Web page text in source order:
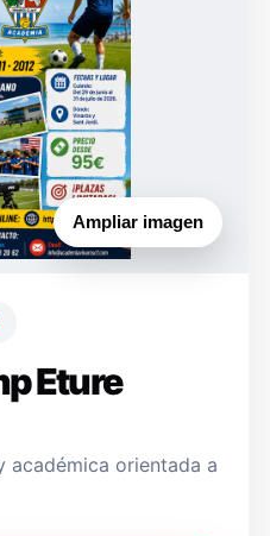
Ampliar imagen
Eture
académica orientada a